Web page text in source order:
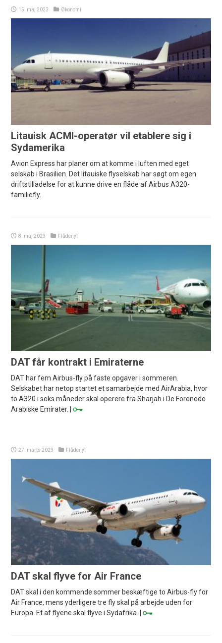
15. maj 2023 Økonomi
Litauisk ACMI-operatør vil etablere sig i
Sydamerika
Avion Express har planer om at komme i luften med eget
selskab i Brasilien. Det litauiske flyselskab har søgt om egen
driftstilladelse for at kunne drive en flåde af Airbus A320-
familiefly.
8. maj 2023 Flådenyt
DAT får kontrakt i Emiraterne
DAT har fem Airbus-fly på faste opgaver i sommeren.
Selskabet har netop startet et samarbejde med AirArabia, hvor
to A320 i seks måneder skal operere fra Sharjah i De Forenede
Arabiske Emirater. |
27. marts 2023 Flådenyt
DAT skal flyve for Air France
DAT skal i den kommende sommer beskæftige to Airbus-fly for
Air France, mens yderligere tre fly skal på arbejde uden for
Europa. Et af flyene skal flyve i Sydafrika. |